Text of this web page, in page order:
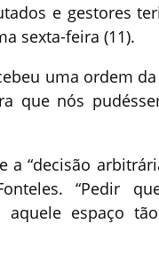
e gestores
sexta-feira (11).
uma ordem
que nós
“decisão
“Pedir
espaço